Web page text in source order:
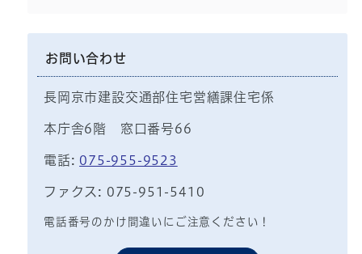
お問い合わせ
長岡京市建設交通部住宅営繕課住宅係
本庁舎6階 窓口番号66
電話: 075-955-9523
ファクス: 075-951-5410
電話番号のかけ間違いにご注意ください！